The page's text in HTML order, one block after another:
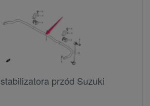
przód Suzuki